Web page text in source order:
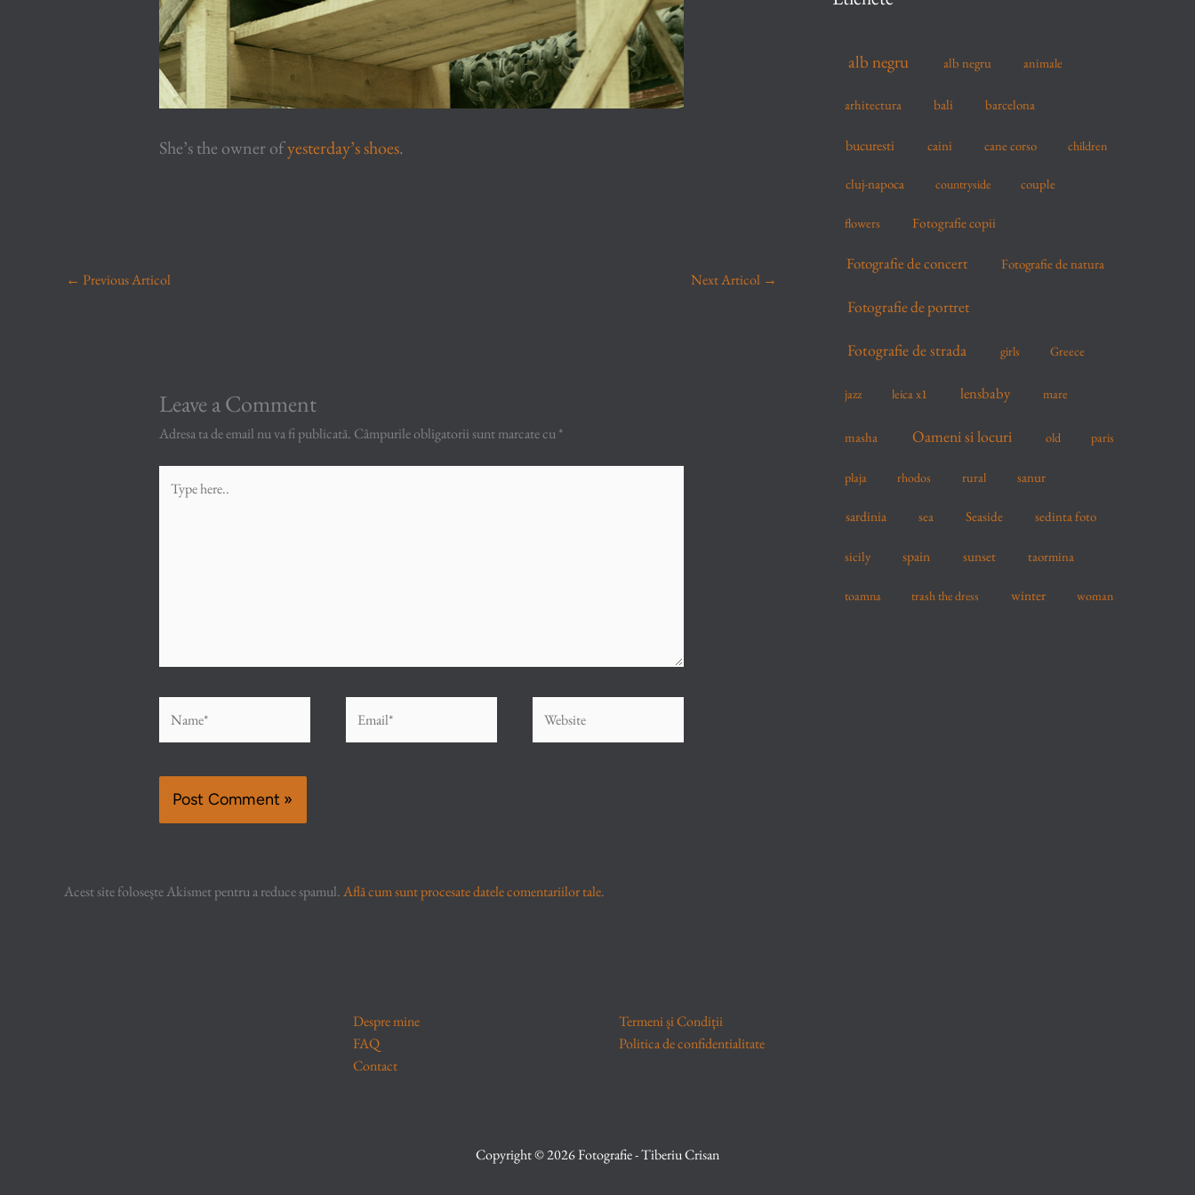
She’s the owner ofyesterday’s shoes.
← Previous Articol Next Articol →
Leave a Comment
Adresa ta de email nu va fi publicată. Câmpurile obligatorii sunt marcate cu*
here..
Acest site folosește Akismet pentru a reduce spamul.Află cum sunt procesate datele comentariilor tale.
alb negru alb negru animale
arhitectura bali barcelona
bucuresti caini cane corso children
cluj-napoca countryside couple
flowers Fotografie copii
Fotografie de concert Fotografie de natura
Fotografie de portret
Fotografie de strada girls Greece
jazz leica x1 lensbaby mare
masha Oameni si locuri old paris
plaja rhodos rural sanur
sardinia sea Seaside sedinta foto
sicily spain sunset taormina
toamna trash the dress winter woman
Despre mine
FAQ
Contact
Termeni și Condiții
Politica de confidentialitate
Copyright © 2026 Fotografie - Tiberiu Crisan